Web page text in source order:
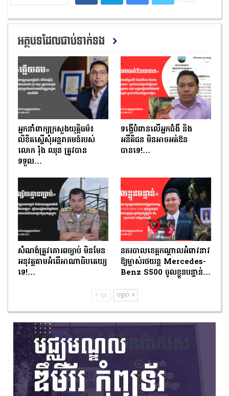
អត្ថបទដែលជាប់ទាក់ទង
អ្នកនាំពាក្យក្រសួងយុត្តិធម៌៖
លិខិតស្នើសុំអន្តរាគមន៍របស់
លោក រ៉ុង ឈុន ត្រូវបាន
ទទួល…
ទង្វើបំពានលើអ្នកជំងឺ និង
អនីតិជន មិនអាចអត់ឱន
បានទេ!…
សំណង់ត្រូវគោរពច្បាប់ មិនមែន
អនុវត្តតាមអំពើអាណាធិបតេយ្យ
ទេ!…
នគរបាលខេត្តកណ្តាលអំពាវនាវ
ឱ្យម្ចាស់រថយន្ត Mercedes-
Benz S500 ចូលខ្លួនបន្ទាន់…
មុន បន្ទាប់